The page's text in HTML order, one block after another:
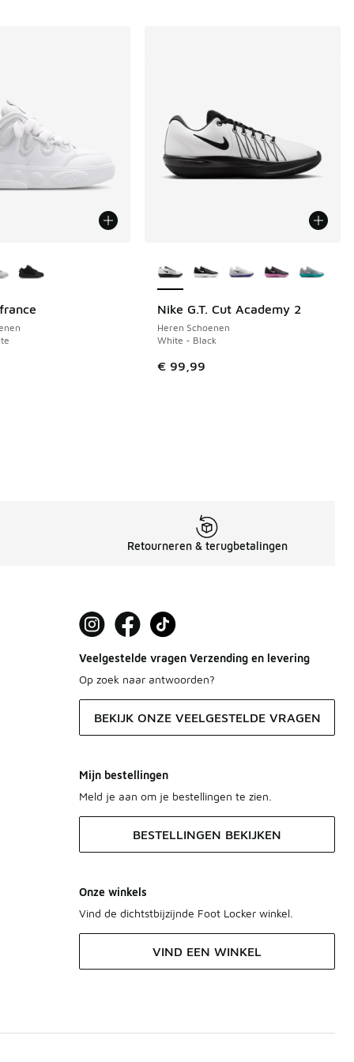
naar € 33,00
Nike G.T. Cut Academy 2
Heren Schoenen
White - Black
€ 99,99
Retourneren & terugbetalingen
Veelgestelde vragen Verzending en levering
Op zoek naar antwoorden?
BEKIJK ONZE VEELGESTELDE VRAGEN
Mijn bestellingen
Meld je aan om je bestellingen te zien.
BESTELLINGEN BEKIJKEN
Onze winkels
Vind de dichtstbijzijnde Foot Locker winkel.
VIND EEN WINKEL